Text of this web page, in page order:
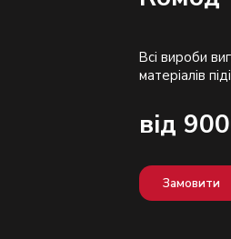
Всі вироби
від
Замовити